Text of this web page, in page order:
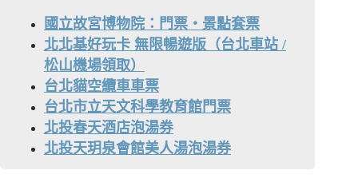
國立故宮博物院：門票・景點套票
北北基好玩卡 無限暢遊版（台北車站 /
松山機場領取）
台北貓空纜車車票
台北市立天文科學教育館門票
北投春天酒店泡湯券
北投天玥泉會館美人湯泡湯券